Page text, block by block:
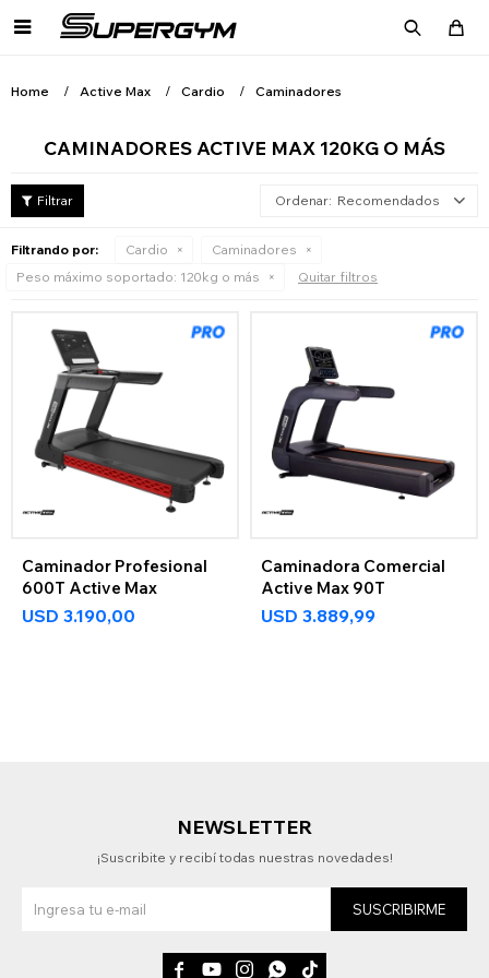

Home Active Max Cardio Caminadores
CAMINADORES ACTIVE MAX 120KG O MÁS
Recomendados
Filtrando por: Cardio
Caminadores
Peso máximo soportado: 120kg o más Quitar filtros
Caminador Profesional
600T Active Max
USD 3.190,00
Caminadora Comercial
Active Max 90T
USD 3.889,99
NEWSLETTER
¡Suscribite y recibí todas nuestras novedades!
SUSCRIBIRME
    